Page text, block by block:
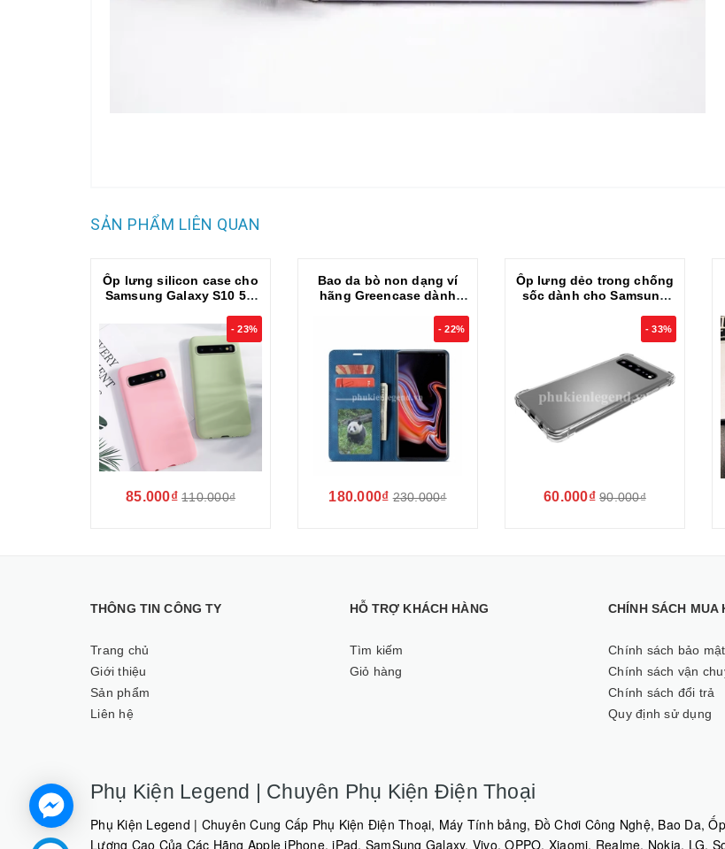
SẢN PHẨM LIÊN QUAN
Ốp lưng silicon case cho
Samsung Galaxy S10 5G
bẩn hiệu KST mặt lưng
siêu mềm mịn, có gờ bảo
vệ camera
- 23%
85.000₫ 110.000₫
Bao da bò non dạng ví
hãng Greencase dành
- 22%
180.000₫ 230.000₫
Ốp lưng dẻo trong chống
sốc dành cho Samsung
- 33%
60.000₫ 90.000₫
THÔNG TIN CÔNG TY
Trang chủ
Giới thiệu
Sản phẩm
Liên hệ
HỖ TRỢ KHÁCH HÀNG
Tìm kiếm
Giỏ hàng
CHÍNH SÁCH MUA
Chính sách bảo mật
Chính sách vận
Chính sách đổi trả
Quy định sử dụng
Phụ Kiện Legend | Chuyên Phụ Kiện Điện Thoại
Phụ Kiện Legend | Chuyên Cung Cấp Phụ Kiện Điện Thoại, Máy Tính bảng, Đồ Chơi Công Nghệ, Bao Da,
Lượng Cao Của Các Hãng Apple iPhone, iPad, SamSung Galaxy, Vivo, OPPO, Xiaomi, Realme, Nokia, LG,